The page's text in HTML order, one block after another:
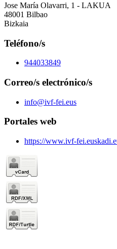
Jose María Olavarri, 1 - LAKUA
48001 Bilbao
Bizkaia
Teléfono/s
944033849
Correo/s electrónico/s
info@ivf-fei.eus
Portales web
https://www.ivf-